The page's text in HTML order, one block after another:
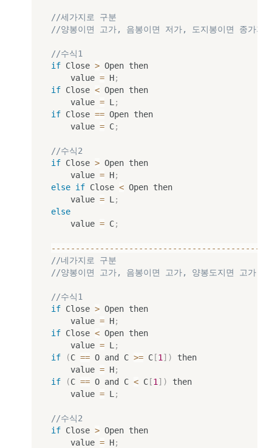
//세가지로 구분
//양봉이면 고가, 음봉이면 저가, 도지봉이면 종가저
//수식1
if Close > Open then
		value
= H;
if Close < Open then
		value
= L ;
if Close == Open then
		value
= C;
//수식2
if Close > Open then
		value
= H;
else if Close < Open then
		value
= L ;
else
		value
= C;
-- -- -- -- -- -- -- -- -- -- -- -- -- -- -- -- -- -- -- -- -- --
//네가지로 구분
//양봉이면 고가, 음봉이면 고가, 양봉도지면 고가,
//수식1
if Close > Open then
		value
= H;
if Close < Open then
		value
= L ;
if
(C == O and C >= C [1 ] )
then
		value
= H;
if
(C == O and C < C [1 ] )
then
		value
= L ;
//수식2
if Close > Open then
		value
= H;